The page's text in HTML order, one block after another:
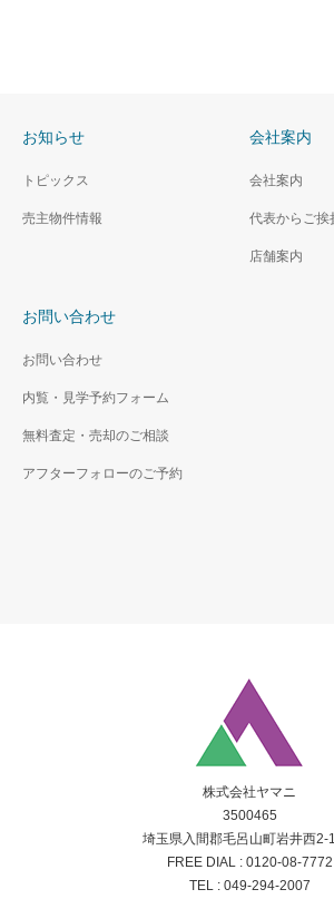
お知らせ
トピックス
売主物件情報
会社案内
会社案内
代表からご挨
店舗案内
お問い合わせ
お問い合わせ
内覧・見学予約フォーム
無料査定・売却のご相談
アフターフォローのご予約
株式会社ヤマニ
3500465
埼玉県入間郡毛呂山町岩井西2-
FREE DIAL : 0120-08-7772
TEL : 049-294-2007